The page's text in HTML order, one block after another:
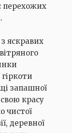
перехожих
яскравих
запашної
красу
чистої
деревної